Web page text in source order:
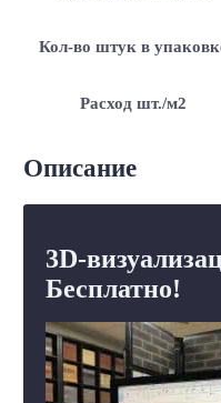
Кол-во штук в
Расход шт./м2
Описание
3D-
Бесплатно!